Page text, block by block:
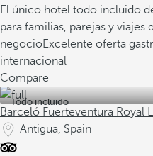
El único hotel todo incluido
para familias, parejas y viajes
negocioExcelente oferta
internacional
Compare
Todo incluido
Barceló Fuerteventura Royal
Antigua, Spain